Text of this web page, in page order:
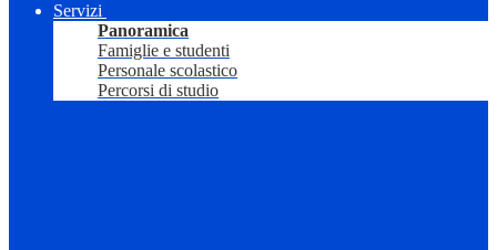
Servizi
Panoramica
Famiglie e studenti
Personale scolastico
Percorsi di studio